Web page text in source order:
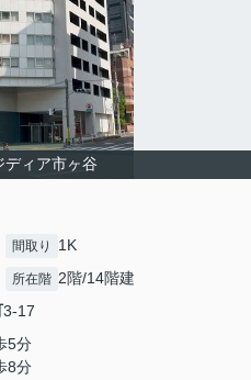
ディア市ヶ谷
間取り 1K
所在階 2階/14階建
3-17
5分
8分